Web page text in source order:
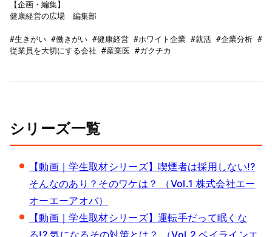
【企画・編集】
健康経営の広場　編集部
#生きがい #働きがい #健康経営 #ホワイト企業 #就活 #企業分析 #
従業員を大切にする会社 #産業医 #ガクチカ
シリーズ一覧
【動画｜学生取材シリーズ】喫煙者は採用しない!?
そんなのあり？そのワケは？ （Vol.1 株式会社エー
オーエーアオバ）
【動画｜学生取材シリーズ】運転手だって眠くな
る!? 気になるその対策とは？ （Vol.2 ベイラインエ